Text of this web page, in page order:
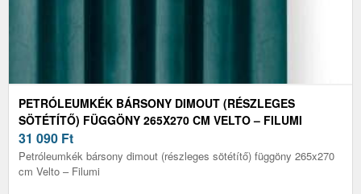
PETRÓLEUMKÉK BÁRSONY DIMOUT (RÉSZLEGES
SÖTÉTÍTŐ) FÜGGÖNY 265X270 CM VELTO – FILUMI
31 090 Ft
Petróleumkék bársony dimout (részleges sötétítő) függöny 265x270
cm Velto – Filumi